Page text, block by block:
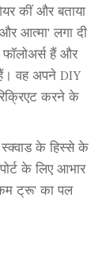
कीं और बताया
आत्मा' लगा दी
हैं और
वह अपने DIY
करने के
के हिस्से के
के लिए आभार
ट्रू' का पल